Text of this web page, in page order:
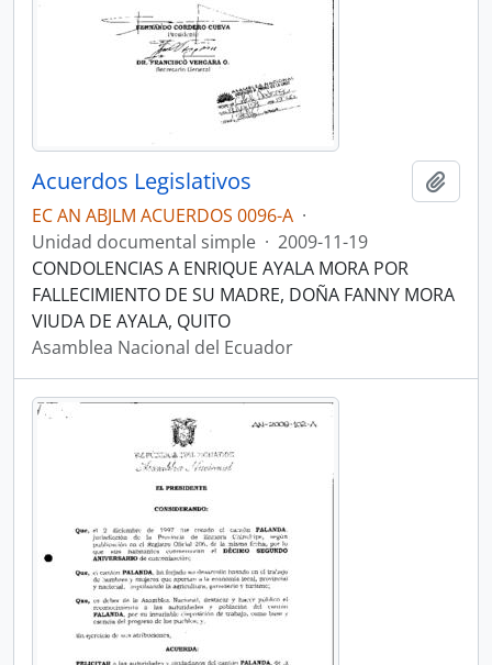
Acuerdos Legislativos
EC AN ABJLM ACUERDOS 0096-A ·
Unidad documental simple · 2009-11-19
CONDOLENCIAS A ENRIQUE AYALA MORA POR
FALLECIMIENTO DE SU MADRE, DOÑA FANNY MORA
VIUDA DE AYALA, QUITO
Asamblea Nacional del Ecuador